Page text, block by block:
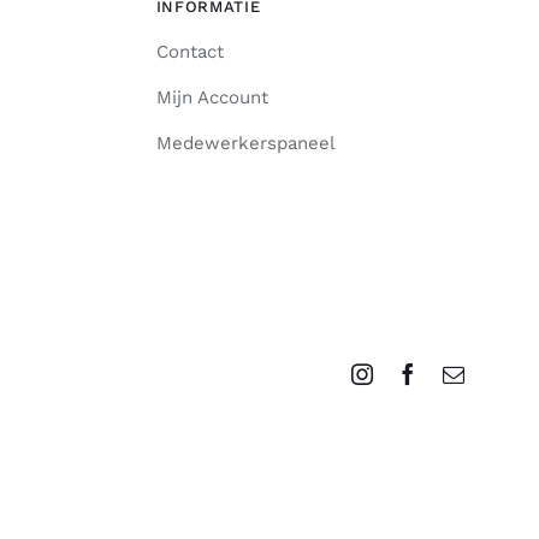
INFORMATIE
Contact
Mijn Account
Medewerkerspaneel